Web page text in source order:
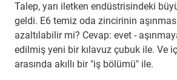
Talep, yarı iletken endüstrisindeki
geldi. E6 temiz oda zincirinin
azaltılabilir mi? Cevap: evet -
edilmiş yeni bir kılavuz çubuk ile. Ve
arasında akıllı bir "iş bölümü" ile.